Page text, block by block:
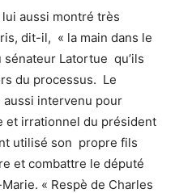
lui aussi montré très
dit-il, « la main dans le
sénateur Latortue qu’ils
du processus. Le
aussi intervenu pour
et irrationnel du président
utilisé son propre fils
et combattre le député
« Respè de Charles